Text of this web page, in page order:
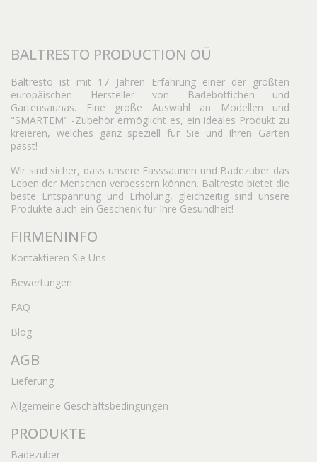
BALTRESTO PRODUCTION OÜ
Baltresto ist mit 17 Jahren Erfahrung einer der größten
europäischen Hersteller von Badebottichen und
Gartensaunas. Eine große Auswahl an Modellen und
"SMARTEM" -Zubehör ermöglicht es, ein ideales Produkt zu
kreieren, welches ganz speziell für Sie und Ihren Garten
passt!
Wir sind sicher, dass unsere Fasssaunen und Badezuber das
Leben der Menschen verbessern können. Baltresto bietet die
beste Entspannung und Erholung, gleichzeitig sind unsere
Produkte auch ein Geschenk für Ihre Gesundheit!
FIRMENINFO
Kontaktieren Sie Uns
Bewertungen
FAQ
Blog
AGB
Lieferung
Allgemeine Geschäftsbedingungen
PRODUKTE
Badezuber